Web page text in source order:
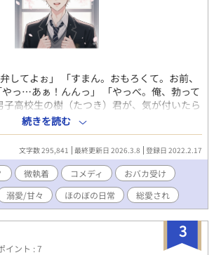
してよぉ」 「すまん。おもろくて。お前、
っ…あぁ！んんっ」 「やっべ。俺、勃って
高校生の樹（たつき）君が、気が付いたら
情いっぱいに美味しくいただかれ溺愛され
高校生たちのひたすらお馬鹿な物語です。
ズ様にて同時連載しています ※ガッツリエ
、背後注意でございます
続きを読む
文字数 295,841 最終更新日 2026.3.8 登録日 2022.2.17
微執着 コメディ
おバカ受け
溺愛/甘々 ほのぼの日常 総愛され
3
イント : 7